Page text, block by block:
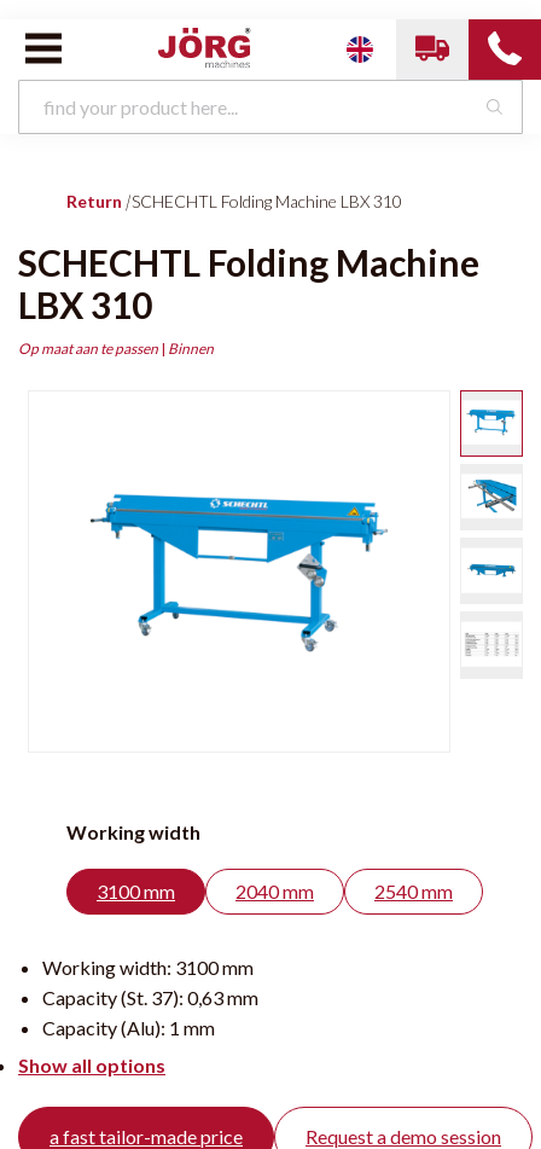
Return |SCHECHTL Folding Machine LBX 310
SCHECHTL Folding Machine
LBX 310
Op maat aan te passen | Binnen
Working width
3100 mm 2040 mm 2540 mm
Working width: 3100 mm
Capacity (St. 37): 0,63 mm
Capacity (Alu): 1 mm
Show all options
a fast tailor-made price Request a demo session